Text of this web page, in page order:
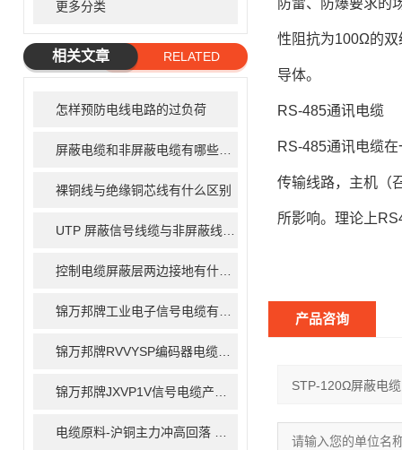
更多分类
相关文章
RELATED
怎样预防电线电路的过负荷
裸铜线与绝缘铜芯线有什么区别
防雷、防爆要求的
性阻抗为100Ω的双
导体。
RS-485通讯电缆
RS-485通讯电缆
传输线路，主机（
所影响。理论上
产品咨询